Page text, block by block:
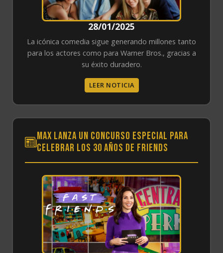
28/01/2025
La icónica comedia sigue generando millones tanto
para los actores como para Warner Bros., gracias a
su éxito duradero.
LEER NOTICIA
Max lanza un concurso especial para
celebrar los 30 años de Friends